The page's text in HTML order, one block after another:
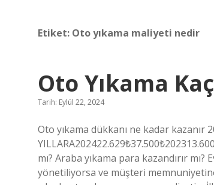
Etiket: Oto yıkama maliyeti nedir
Oto Yıkama
Tarih: Eylül 22, 2024
Oto yıkama dükkanı ne kadar kazanır
mı? Araba yıkama para kazandırır
yönetiliyorsa ve müşteri